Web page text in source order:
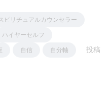
ピリチュアルカウンセラー
ハイヤーセルフ
自信 自分軸
投稿